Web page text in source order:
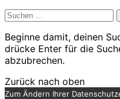
Suchen
nach:
Beginne damit, deinen
drücke Enter für die
abzubrechen.
Zurück nach oben
Zum Ändern Ihrer